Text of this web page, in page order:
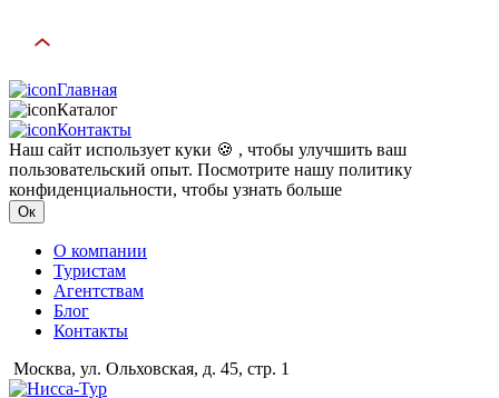
Главная
Каталог
Контакты
Наш сайт использует куки 🍪 , чтобы улучшить ваш
пользовательский опыт. Посмотрите нашу политику
конфиденциальности, чтобы узнать больше
Ок
О компании
Туристам
Агентствам
Блог
Контакты
Москва, ул. Ольховская, д. 45, стр. 1